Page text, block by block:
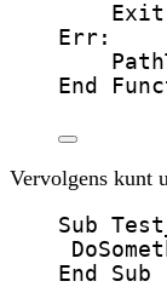
Err:
End
Vervolgens kunt
Sub
End Sub